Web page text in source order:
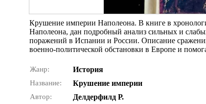
Крушение империи Наполеона. В книге в
Наполеона, дан подробный анализ сильных и
поражений в Испании и России. Описание
военно-политической обстановки в Европе и
Жанр: История
Название: Крушение империи
Автор: Делдерфилд Р.